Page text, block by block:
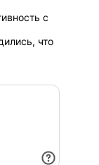
с
что